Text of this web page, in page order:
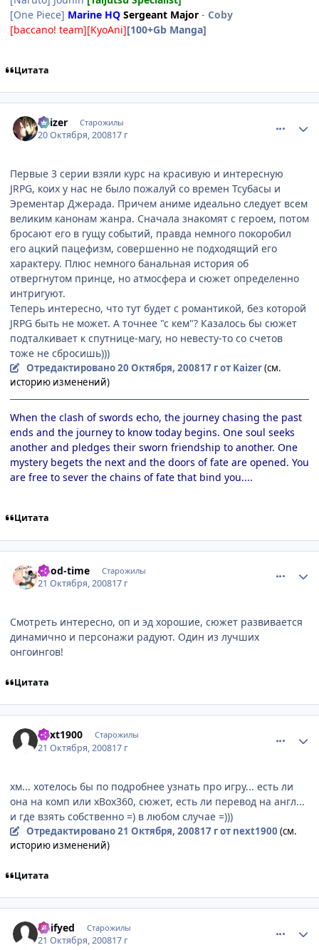
[One Piece] Marine HQ Sergeant Major - Coby
[baccano! team][KyoAni][100+Gb Manga]
Цитата
Kaizer Старожилы
20 Октября, 200817 г
Первые 3 серии взяли курс на красивую и интересную
JRPG, коих у нас не было пожалуй со времен Тсубасы и
Эрементар Джерада. Причем аниме идеально следует всем
великим канонам жанра. Сначала знакомят с героем, потом
бросают его в гущу событий, правда немного покоробил
его ацкий пацефизм, совершенно не подходящий его
характеру. Плюс немного банальная история об
отвергнутом принце, но атмосфера и сюжет определенно
интригуют.
Теперь интересно, что тут будет с романтикой, без которой
JRPG быть не может. А точнее "с кем"? Казалось бы сюжет
подталкивает к спутнице-магу, но невесту-то со счетов
тоже не сбросишь)))
Отредактировано20 Октября, 200817 гот Kaizer(см.
историю изменений)
When the clash of swords echo, the journey chasing the past
ends and the journey to know today begins. One soul seeks
another and pledges their sworn friendship to another. One
mystery begets the next and the doors of fate are opened. You
are free to sever the chains of fate that bind you....
Цитата
good-time Старожилы
21 Октября, 200817 г
Смотреть интересно, оп и эд хорошие, сюжет развивается
динамично и персонажи радуют. Один из лучших
онгоингов!
Цитата
next1900 Старожилы
21 Октября, 200817 г
хм... хотелось бы по подробнее узнать про игру... есть ли
она на комп или xBox360, сюжет, есть ли перевод на англ...
и где взять собственно =) в любом случае =)))
Отредактировано21 Октября, 200817 гот next1900 (см.
историю изменений)
Цитата
Deifyed Старожилы
21 Октября, 200817 г